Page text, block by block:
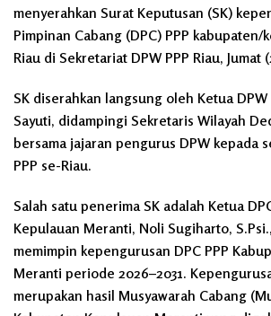
menyerahkan Surat Keputusan (SK)
Pimpinan Cabang (DPC) PPP kabupaten/
Riau di Sekretariat DPW PPP Riau, Jumat
SK diserahkan langsung oleh Ketua DPW
Sayuti, didampingi Sekretaris Wilayah
bersama jajaran pengurus DPW kepada
PPP se-Riau.
Salah satu penerima SK adalah Ketua
Kepulauan Meranti, Noli Sugiharto,
memimpin kepengurusan DPC PPP
Meranti periode 2026–2031.
merupakan hasil Musyawarah Cabang